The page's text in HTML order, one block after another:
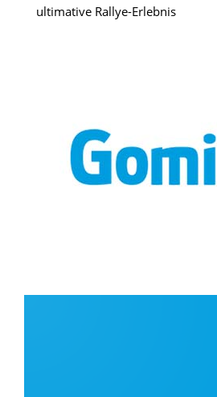
ultimative Rallye-Erlebnis